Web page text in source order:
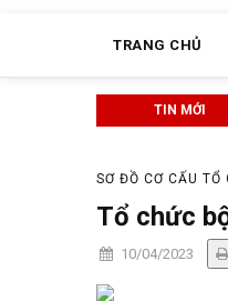
NAVIGATION
TRANG CHỦ
TIN MỚI
SƠ ĐỒ CƠ CẤU TỔ
Tổ chức
10/04/2023